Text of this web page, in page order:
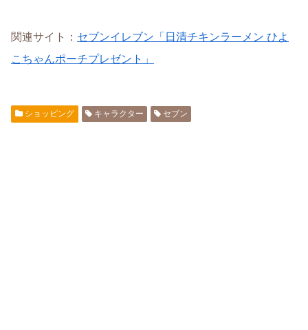
関連サイト： セブンイレブン「日清チキンラーメン ひよ
こちゃんポーチプレゼント」
ショッピング キャラクター セブン